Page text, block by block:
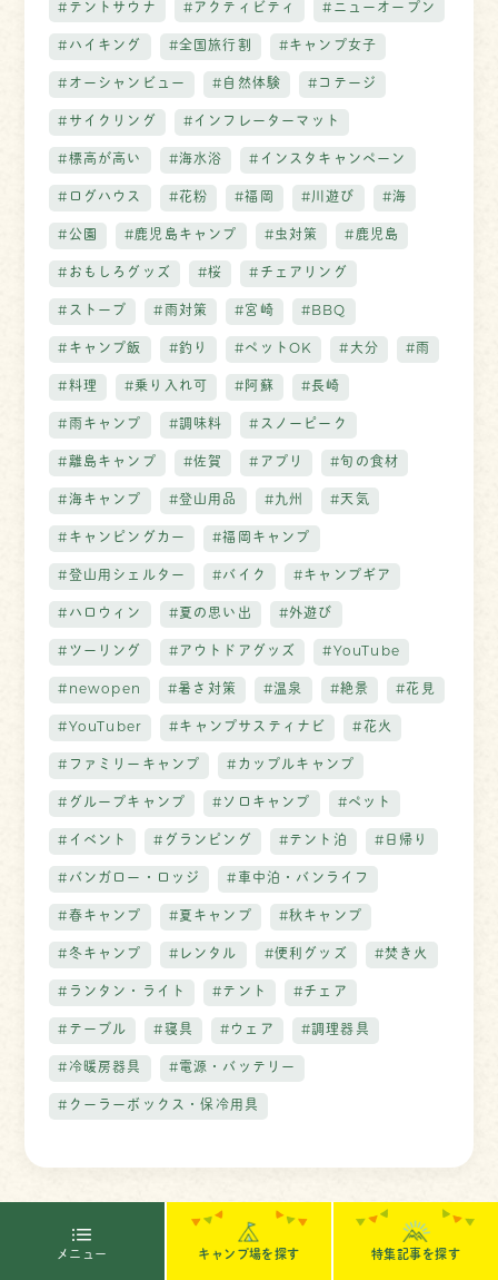
メニュー キャンプ場を探す 特集記事を探す
#テントサウナ #アクティビティ #ニューオープン
#ハイキング #全国旅行割 #キャンプ女子
#オーシャンビュー #自然体験 #コテージ
#サイクリング #インフレーターマット
#標高が高い #海水浴 #インスタキャンペーン
#ログハウス #花粉 #福岡 #川遊び #海
#公園 #鹿児島キャンプ #虫対策 #鹿児島
#おもしろグッズ #桜 #チェアリング
#ストーブ #雨対策 #宮崎 #BBQ
#キャンプ飯 #釣り #ペットOK #大分 #雨
#料理 #乗り入れ可 #阿蘇 #長崎
#雨キャンプ #調味料 #スノーピーク
#離島キャンプ #佐賀 #アプリ #旬の食材
#海キャンプ #登山用品 #九州 #天気
#キャンピングカー #福岡キャンプ
#登山用シェルター #バイク #キャンプギア
#ハロウィン #夏の思い出 #外遊び
#ツーリング #アウトドアグッズ #YouTube
#newopen #暑さ対策 #温泉 #絶景 #花見
#YouTuber #キャンプサスティナビ #花火
#ファミリーキャンプ #カップルキャンプ
#グループキャンプ #ソロキャンプ #ペット
#イベント #グランピング #テント泊 #日帰り
#バンガロー・ロッジ #車中泊・バンライフ
#春キャンプ #夏キャンプ #秋キャンプ
#冬キャンプ #レンタル #便利グッズ #焚き火
#ランタン・ライト #テント #チェア
#テーブル #寝具 #ウェア #調理器具
#冷暖房器具 #電源・バッテリー
#クーラーボックス・保冷用具